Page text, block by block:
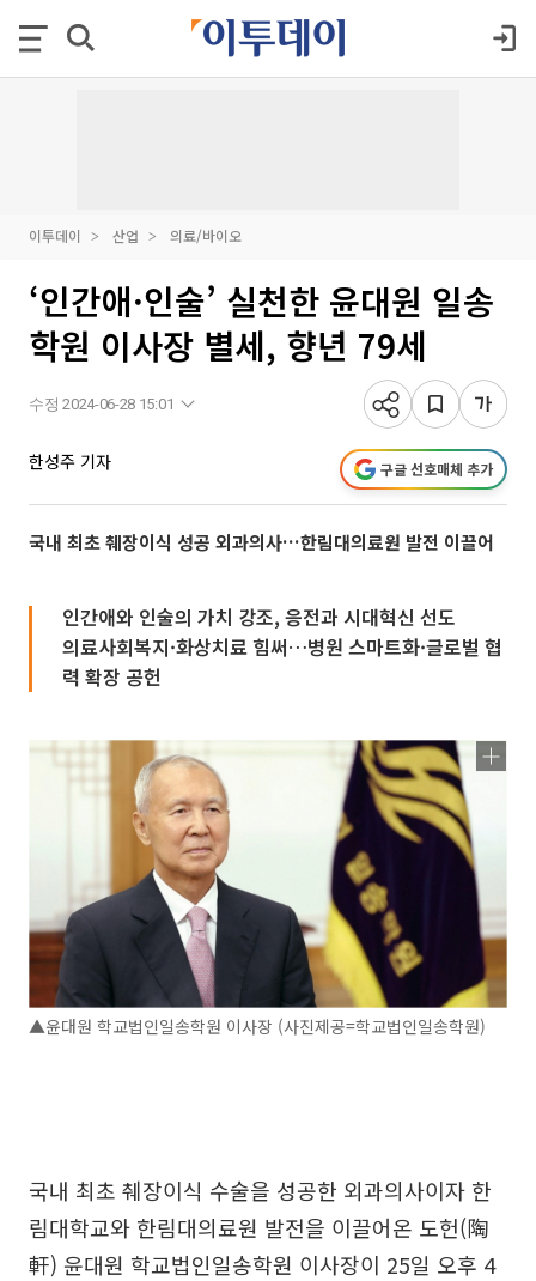
이투데이 산업 의료/바이오
‘인간애·인술’ 실천한 윤대원 일송
학원 이사장 별세, 향년 79세
수정 2024-06-28 15:01
한성주 기자 구글 선호매체 추가
국내 최초 췌장이식 성공 외과의사…한림대의료원 발전 이끌어
인간애와 인술의 가치 강조, 응전과 시대혁신 선도
의료사회복지·화상치료 힘써…병원 스마트화·글로벌 협
력 확장 공헌
▲윤대원 학교법인일송학원 이사장 (사진제공=학교법인일송학원)
국내 최초 췌장이식 수술을 성공한 외과의사이자 한
림대학교와 한림대의료원 발전을 이끌어온 도헌(陶
軒) 윤대원 학교법인일송학원 이사장이 25일 오후 4